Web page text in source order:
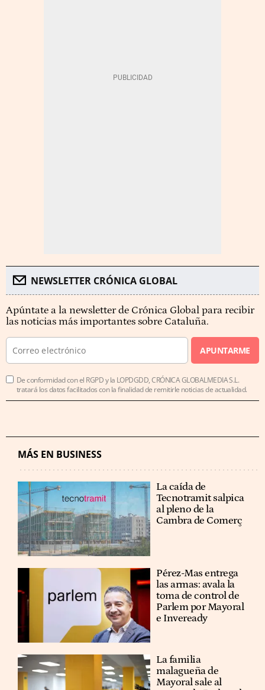
NEWSLETTER CRÓNICA GLOBAL
Apúntate a la newsletter de Crónica Global para recibir
las noticias más importantes sobre Cataluña.
APUNTARME
De conformidad con el RGPD y la LOPDGDD, CRÓNICA GLOBALMEDIA S.L.
tratará los datos facilitados con la finalidad de remitirle noticias de actualidad.
MÁS EN BUSINESS
La caída de
Tecnotramit salpica
al pleno de la
Cambra de Comerç
Pérez-Mas entrega
las armas: avala la
toma de control de
Parlem por Mayoral
e Inveready
La familia
malagueña de
Mayoral sale al